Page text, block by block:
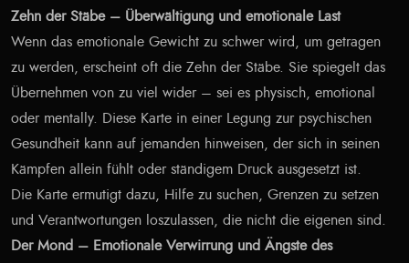
Zehn der Stäbe – Überwältigung und emotionale Last
Wenn das emotionale Gewicht zu schwer wird, um getragen
zu werden, erscheint oft die Zehn der Stäbe. Sie spiegelt das
Übernehmen von zu viel wider – sei es physisch, emotional
oder mentally. Diese Karte in einer Legung zur psychischen
Gesundheit kann auf jemanden hinweisen, der sich in seinen
Kämpfen allein fühlt oder ständigem Druck ausgesetzt ist.
Die Karte ermutigt dazu, Hilfe zu suchen, Grenzen zu setzen
und Verantwortungen loszulassen, die nicht die eigenen sind.
Der Mond – Emotionale Verwirrung und Ängste des